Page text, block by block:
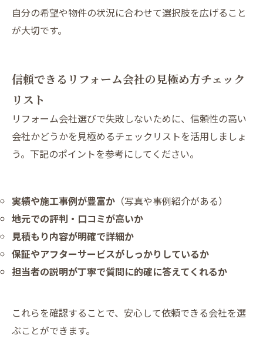
自分の希望や物件の状況に合わせて選択肢を広げること
が大切です。
信頼できるリフォーム会社の見極め方チェック
リスト
リフォーム会社選びで失敗しないために、信頼性の高い
会社かどうかを見極めるチェックリストを活用しましょ
う。下記のポイントを参考にしてください。
実績や施工事例が豊富か （写真や事例紹介がある）
地元での評判・口コミが高いか
見積もり内容が明確で詳細か
保証やアフターサービスがしっかりしているか
担当者の説明が丁寧で質問に的確に答えてくれるか
これらを確認することで、安心して依頼できる会社を選
ぶことができます。